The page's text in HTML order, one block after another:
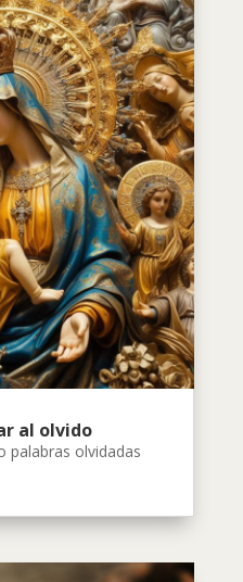
al olvido
palabras olvidadas